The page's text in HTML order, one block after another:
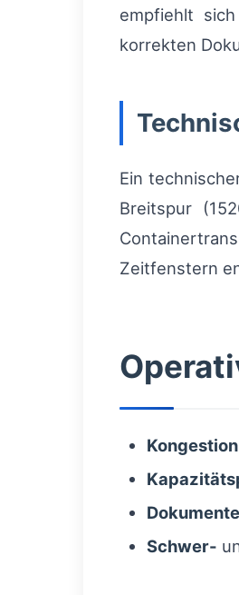
empfiehlt
korrekten
Ein
Breitspur
Zeitfenstern
Kongestion
Schwer-